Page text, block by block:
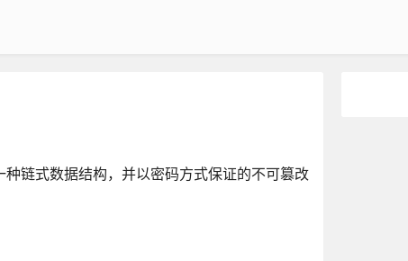
链式数据结构，并以密码方式保证的不可篡改